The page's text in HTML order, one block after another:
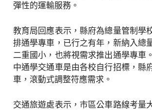
彈性的運輸服務。
教育局回應表示，縣府為總量管制學
排通學專車，已行之有年，新納入總
二重國小，也將視需求推出通學專車
中通學交通車是由各校自行招標，縣
車，滾動式調整符應需求。
交通旅遊處表示，市區公車路線考量